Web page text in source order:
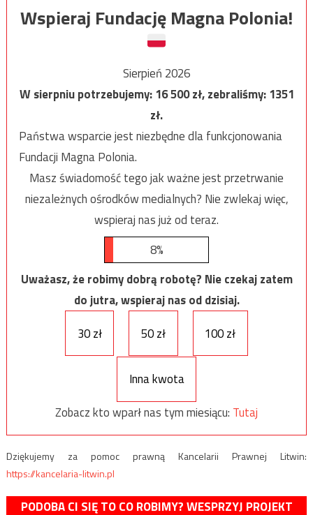
Wspieraj Fundację Magna Polonia!
Sierpień 2026
W sierpniu potrzebujemy:16 500zł, zebraliśmy:1351
zł.
Państwa wsparcie jest niezbędne dla funkcjonowania
Fundacji Magna Polonia.
Masz świadomość tego jak ważne jest przetrwanie
niezależnych ośrodków medialnych? Nie zwlekaj więc,
wspieraj nas już od teraz.
8%
Uważasz, że robimy dobrą robotę? Nie czekaj zatem
do jutra, wspieraj nas od dzisiaj.
30 zł
50 zł 100 zł
Inna kwota
Zobacz kto wparł nas tym miesiącu: Tutaj
Dziękujemy za pomoc prawną Kancelarii Prawnej Litwin:
https://kancelaria-litwin.pl
PODOBA CI SIĘ TO CO ROBIMY? WESPRZYJ PROJEKT